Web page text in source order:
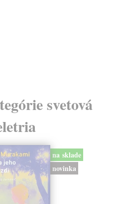
svetová
na sklade
novinka